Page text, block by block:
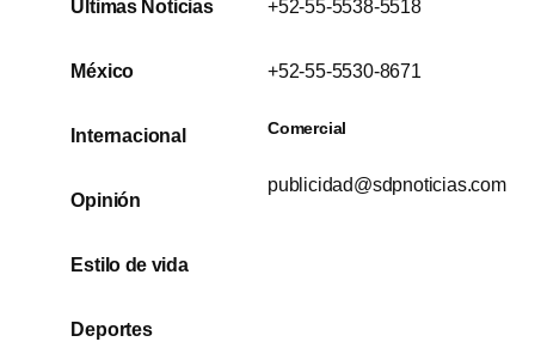
Últimas Noticias
México
Internacional
Opinión
Estilo de vida
Deportes
+52-55-5538-5518
+52-55-5530-8671
Comercial
publicidad@sdpnoticias.com